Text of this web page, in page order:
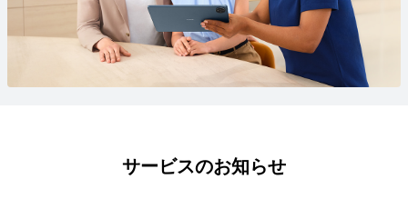
サービスのお知らせ